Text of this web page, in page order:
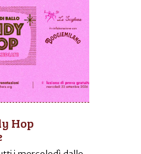
Hop